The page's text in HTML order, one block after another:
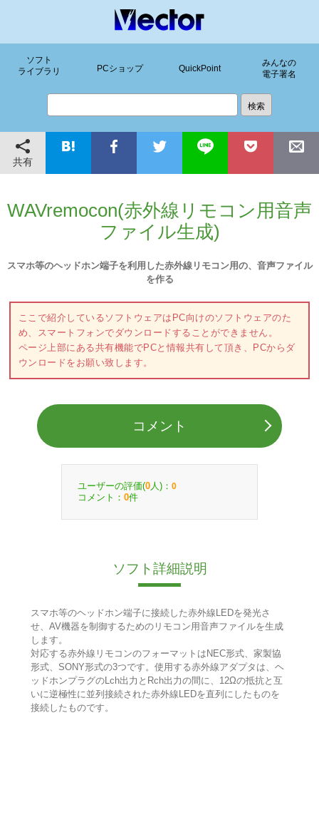
ソフト
ライブラリ
PCショップ QuickPoint
みんなの
電子署名
共有
WAVremocon(赤外線リモコン用音声
ファイル生成)
スマホ等のヘッドホン端子を利用した赤外線リモコン用の、音声ファイル
を作る
ここで紹介しているソフトウェアはPC向けのソフトウェアのた
め、スマートフォンでダウンロードすることができません。
ページ上部にある共有機能でPCと情報共有して頂き、PCからダ
ウンロードをお願い致します。
コメント
ユーザーの評価(0 人)： 0
コメント： 0件
ソフト詳細説明
スマホ等のヘッドホン端子に接続した赤外線LEDを発光さ
せ、AV機器を制御するためのリモコン用音声ファイルを生成
します。
対応する赤外線リモコンのフォーマットはNEC形式、家製協
形式、SONY形式の3つです。使用する赤外線アダプタは、ヘ
ッドホンプラグのLch出力とRch出力の間に、12Ωの抵抗と互
いに逆極性に並列接続された赤外線LEDを直列にしたものを
接続したものです。